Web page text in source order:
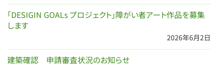
「DESIGIN GOALs プロジェクト」障がい者アート作品を募集
します
2026年6月2日
建築確認 申請審査状況のお知らせ